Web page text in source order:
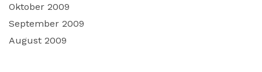
Oktober 2009
September 2009
August 2009